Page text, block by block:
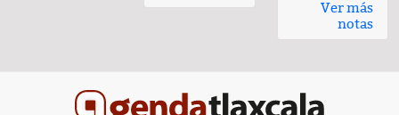
Ver más
notas